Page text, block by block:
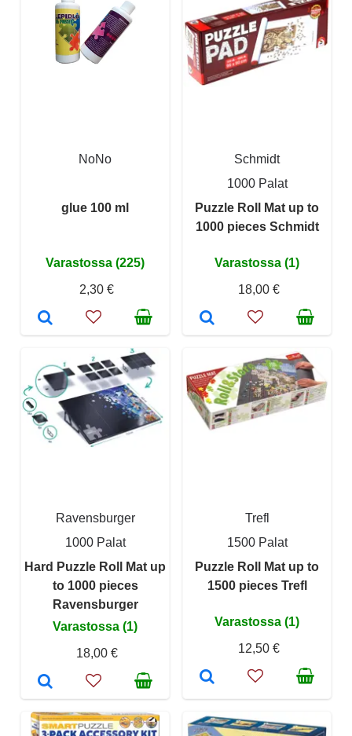
NoNo
glue 100 ml
Varastossa (225)
2,30 €
Schmidt
1000 Palat
Puzzle Roll Mat up to
1000 pieces Schmidt
Varastossa (1)
18,00 €
Ravensburger
1000 Palat
Hard Puzzle Roll Mat up
to 1000 pieces
Ravensburger
Varastossa (1)
18,00 €
Trefl
1500 Palat
Puzzle Roll Mat up to
1500 pieces Trefl
Varastossa (1)
12,50 €